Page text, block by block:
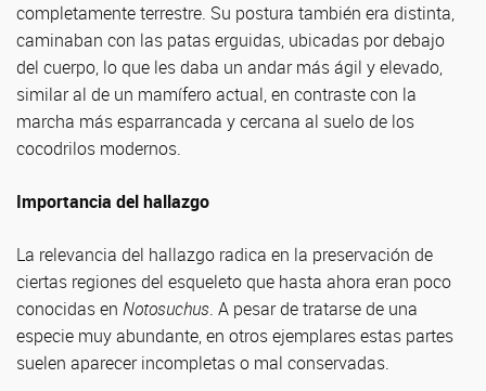
completamente terrestre. Su postura también era distinta,
caminaban con las patas erguidas, ubicadas por debajo
del cuerpo, lo que les daba un andar más ágil y elevado,
similar al de un mamífero actual, en contraste con la
marcha más esparrancada y cercana al suelo de los
cocodrilos modernos.
Importancia del hallazgo
La relevancia del hallazgo radica en la preservación de
ciertas regiones del esqueleto que hasta ahora eran poco
conocidas en Notosuchus. A pesar de tratarse de una
especie muy abundante, en otros ejemplares estas partes
suelen aparecer incompletas o mal conservadas.